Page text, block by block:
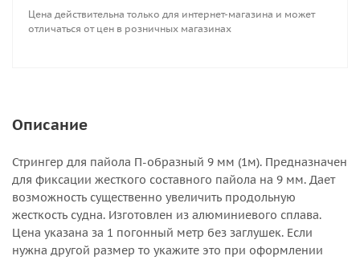
Цена действительна только для интернет-магазина и может
отличаться от цен в розничных магазинах
Описание
Стрингер для пайола П-образный 9 мм (1м). Предназначен
для фиксации жесткого составного пайола на 9 мм. Дает
возможность существенно увеличить продольную
жесткость судна. Изготовлен из алюминиевого сплава.
Цена указана за 1 погонный метр без заглушек. Если
нужна другой размер то укажите это при оформлении